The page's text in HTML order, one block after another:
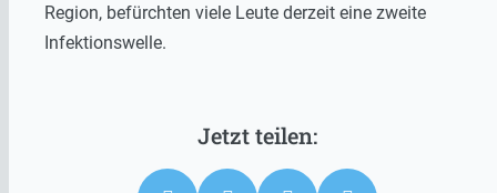
Region, befürchten viele Leute derzeit eine zweite
Infektionswelle.